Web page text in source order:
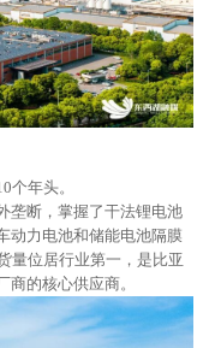
个年头。
垄断，掌握了干法锂电池
动力电池和储能电池隔膜
量位居行业第一，是比亚
的核心供应商。